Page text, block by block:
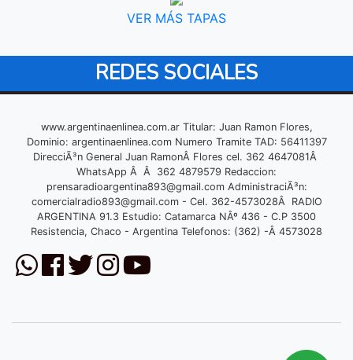
VER MÁS TAPAS
REDES SOCIALES
www.argentinaenlinea.com.ar Titular: Juan Ramon Flores,
Dominio: argentinaenlinea.com Numero Tramite TAD: 56411397
DirecciÃ³n General Juan RamonÂ Flores cel. 362 4647081Â
WhatsApp Â Â 362 4879579 Redaccion:
prensaradioargentina893@gmail.comAdministraciÃ³n:
comercialradio893@gmail.com- Cel. 362-4573028Â RADIO
ARGENTINA 91.3 Estudio: Catamarca NÂº 436 - C.P 3500
Resistencia, Chaco - Argentina Telefonos: (362) -Â 4573028